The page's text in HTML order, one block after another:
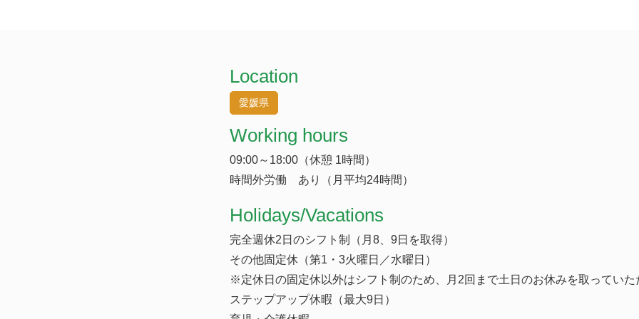
Location
愛媛県
Working hours
09:00～18:00（休憩 1時間）
時間外労働 あり（月平均24時間）
​Holidays/Vacations
完全週休2日のシフト制（月8、9日を取得）
その他固定休（第1・3火曜日／水曜日）
※定休日の固定休以外はシフト制のため、月2回まで土日のお休みを取っていた
ステップアップ休暇（最大9日）